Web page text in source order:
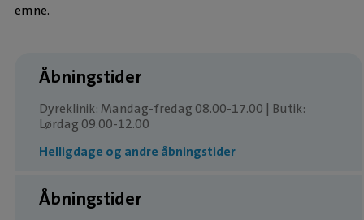
emne.
Åbningstider
Dyreklinik: Mandag-fredag 08.00-17.00 | Butik:
Lørdag 09.00-12.00
Helligdage og andre åbningstider
Åbningstider